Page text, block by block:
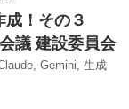
成！その３
議 建設委員会
, Gemini, 生成